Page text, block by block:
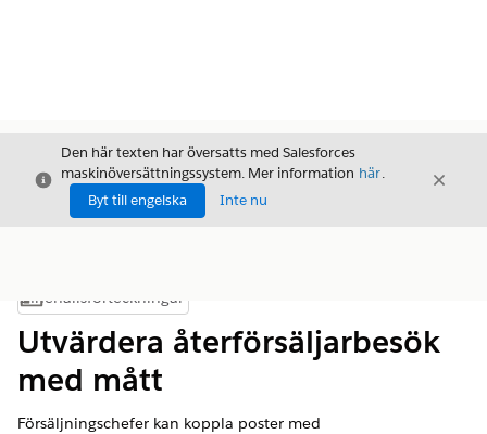
Stäng
Den här texten har översatts med Salesforces
maskinöversättningssystem. Mer information här.
Byt till engelska
Inte nu
Stäng
Visa innehållsförteckning
Innehållsförteckningar
Utvärdera återförsäljarbesök
med mått
Försäljningschefer kan koppla poster med